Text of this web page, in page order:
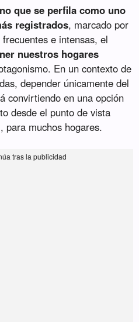
que se perfila como uno
registrados, marcado por
e intensas, el
nuestros hogares
En un contexto de
depender únicamente del
convirtiendo en una opción
desde el punto de vista
para muchos hogares.